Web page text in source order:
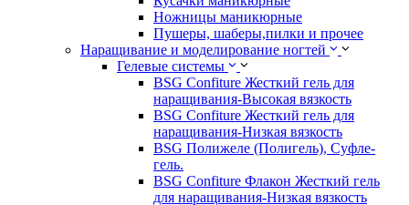
Ножницы маникюрные
Пушеры, шаберы,пилки и прочее
Наращивание и моделирование ногтей
Гелевые системы
BSG Confiture Жесткий гель для
наращивания-Высокая вязкость
BSG Confiture Жесткий гель для
наращивания-Низкая вязкость
BSG Полижеле (Полигель), Суфле-
гель.
BSG Confiture Флакон Жесткий гель
для наращивания-Низкая вязкость